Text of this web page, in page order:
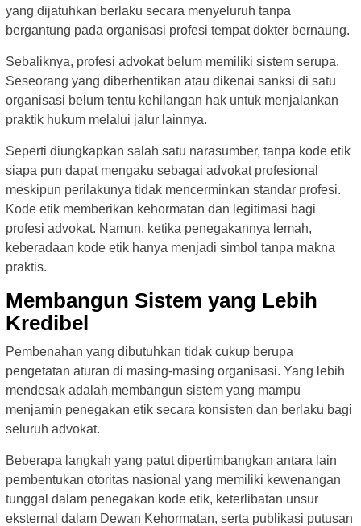
yang dijatuhkan berlaku secara menyeluruh tanpa
bergantung pada organisasi profesi tempat dokter bernaung.
Sebaliknya, profesi advokat belum memiliki sistem serupa.
Seseorang yang diberhentikan atau dikenai sanksi di satu
organisasi belum tentu kehilangan hak untuk menjalankan
praktik hukum melalui jalur lainnya.
Seperti diungkapkan salah satu narasumber, tanpa kode etik
siapa pun dapat mengaku sebagai advokat profesional
meskipun perilakunya tidak mencerminkan standar profesi.
Kode etik memberikan kehormatan dan legitimasi bagi
profesi advokat. Namun, ketika penegakannya lemah,
keberadaan kode etik hanya menjadi simbol tanpa makna
praktis.
Membangun Sistem yang Lebih
Kredibel
Pembenahan yang dibutuhkan tidak cukup berupa
pengetatan aturan di masing-masing organisasi. Yang lebih
mendesak adalah membangun sistem yang mampu
menjamin penegakan etik secara konsisten dan berlaku bagi
seluruh advokat.
Beberapa langkah yang patut dipertimbangkan antara lain
pembentukan otoritas nasional yang memiliki kewenangan
tunggal dalam penegakan kode etik, keterlibatan unsur
eksternal dalam Dewan Kehormatan, serta publikasi putusan